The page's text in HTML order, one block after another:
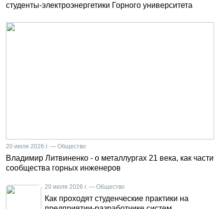
студенты-электроэнергетики Горного университета
20 июля 2026 г. — Общество
Владимир Литвиненко - о металлургах 21 века, как части
сообщества горных инженеров
20 июля 2026 г. — Общество
Как проходят студенческие практики на